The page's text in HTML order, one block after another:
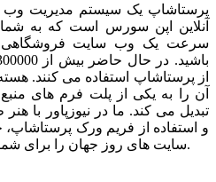
پرستاشاپ یک سیستم مدیریت
آنلاین اپن سورس است که به
سرعت یک وب سایت فروشگاهی
از پرستاشاپ استفاده می کنند.
آن را به یکی از پلت فرم های
تبدیل می کند. ما در نیوزپاور با
و استفاده از فریم ورک
سایت های روز جهان را برای شما طراحی می کنیم.